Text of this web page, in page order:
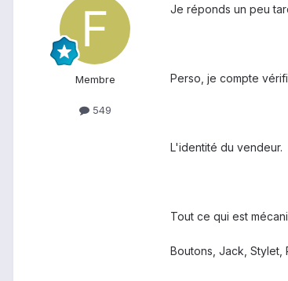
Membre
549
Je réponds un peu
Perso, je compte
L'identité du vendeur.
Tout ce qui est
Boutons, Jack, Stylet,